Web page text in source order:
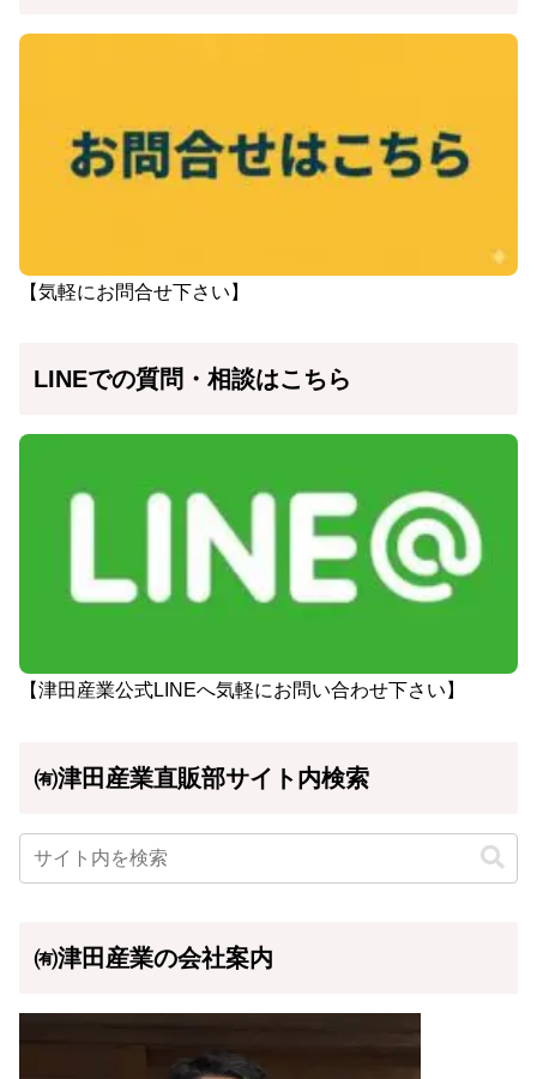
【気軽にお問合せ下さい】
LINEでの質問・相談はこちら
【津田産業公式LINEへ気軽にお問い合わせ下さい】
㈲津田産業直販部サイト内検索
㈲津田産業の会社案内